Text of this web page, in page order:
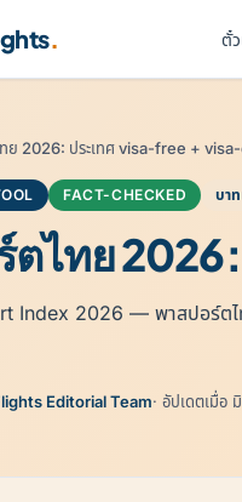
. ตั๋
ทย 2026: ประเทศ visa-free +
FACT-CHECKED บา
ตไทย
Index 2026 — พาสปอร์ตไ
Editorial Team· อัปเดตเมื่อ